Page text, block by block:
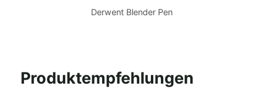
Derwent Blender Pen
Produktempfehlungen